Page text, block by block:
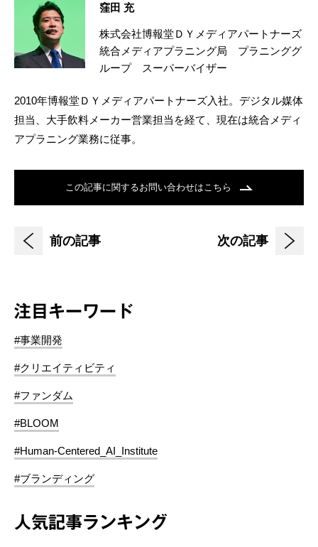
窪田 充
株式会社博報堂ＤＹメディアパートナーズ
統合メディアプラニング局 プラニンググ
ループ スーパーバイザー
2010年博報堂ＤＹメディアパートナーズ入社。デジタル媒体
担当、大手飲料メーカー営業担当を経て、現在は統合メディ
アプラニング業務に従事。
この記事に関するお問い合わせはこちら
前の記事 次の記事
注目キーワード
#事業開発
#クリエイティビティ
#ファンダム
#BLOOM
#Human-Centered_AI_Institute
#ブランディング
人気記事ランキング